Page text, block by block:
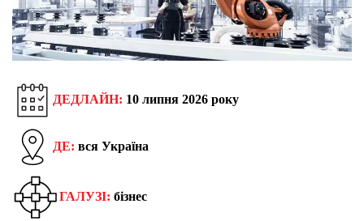
ДЕДЛАЙН: 10 липня 2026 року
ДЕ: вся Україна
ГАЛУЗІ: бізнес